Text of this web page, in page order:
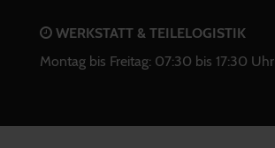
WERKSTATT & TEILELOGISTIK
Montag bis Freitag: 07:30 bis 17:30 Uhr